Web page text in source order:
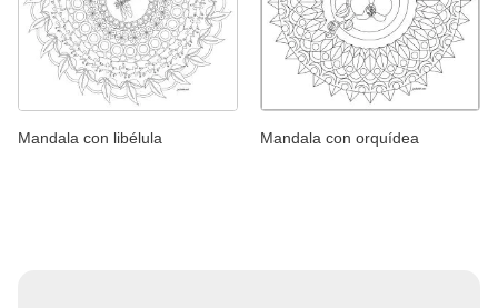
Mandala con libélula Mandala con orquídea